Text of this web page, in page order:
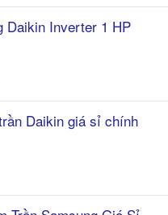
Daikin Inverter 1 HP
Daikin giá sỉ chính